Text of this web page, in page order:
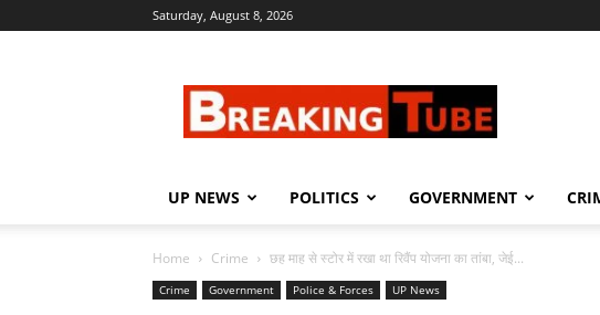
Saturday, August 8, 2026
UP NEWS POLITICS GOVERNMENT
Home Crime छह माह से स्टोर में रखा था रिवैंप योजना का तांबा, जेई...
Crime Government Police & Forces UP News